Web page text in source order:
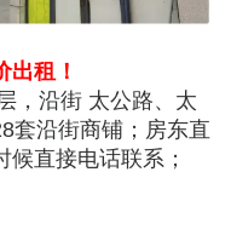
租！
，沿街 太公路、太
套沿街商铺；房东直
直接电话联系；